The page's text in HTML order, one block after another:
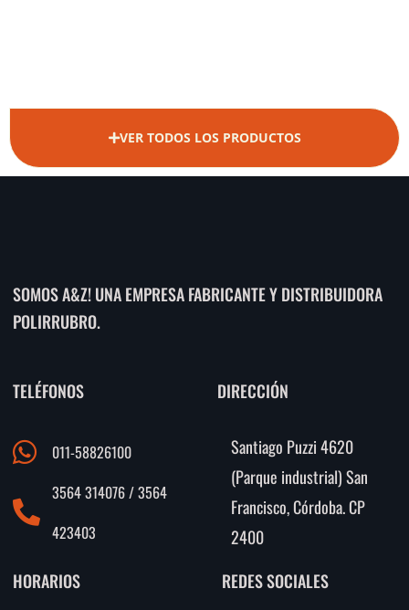
VER TODOS LOS PRODUCTOS
SOMOS A&Z! UNA EMPRESA FABRICANTE Y DISTRIBUIDORA
POLIRRUBRO.
TELÉFONOS
011-58826100
3564 314076 / 3564
423403
DIRECCIÓN
Santiago Puzzi 4620
(Parque industrial) San
Francisco, Córdoba. CP
2400
HORARIOS
REDES SOCIALES